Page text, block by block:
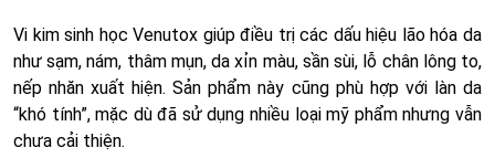
Vi kim sinh học Venutox giúp điều trị các dấu hiệu lão hóa da
như sạm, nám, thâm mụn, da xỉn màu, sần sùi, lỗ chân lông to,
nếp nhăn xuất hiện. Sản phẩm này cũng phù hợp với làn da
“khó tính”, mặc dù đã sử dụng nhiều loại mỹ phẩm nhưng vẫn
chưa cải thiện.